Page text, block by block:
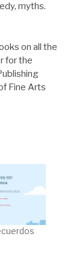
myths.
on all the
for the
Fine Arts